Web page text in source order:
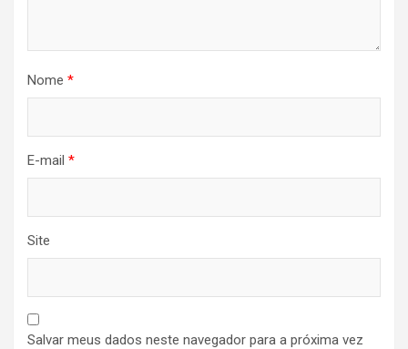
Nome *
E-mail *
Site
Salvar meus dados neste navegador para a próxima vez